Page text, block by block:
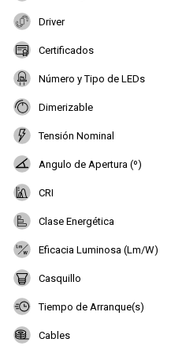
Driver
Certificados
Número y Tipo de LEDs
Dimerizable
Tensión Nominal
Angulo de Apertura (º)
CRI
Clase Energética
Eficacia Luminosa (Lm/W)
Casquillo
Tiempo de Arranque(s)
Cables